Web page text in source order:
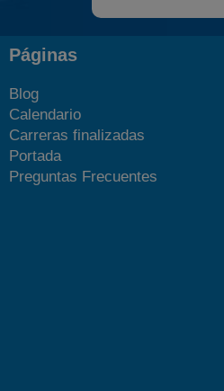
Páginas
Blog
Calendario
Carreras finalizadas
Portada
Preguntas Frecuentes